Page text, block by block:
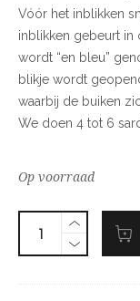
Vóór het inblikken
inblikken gebeurt in
wordt “en bleu”
blikje wordt
waarbij de buiken
We doen 4 tot 6
Op voorraad